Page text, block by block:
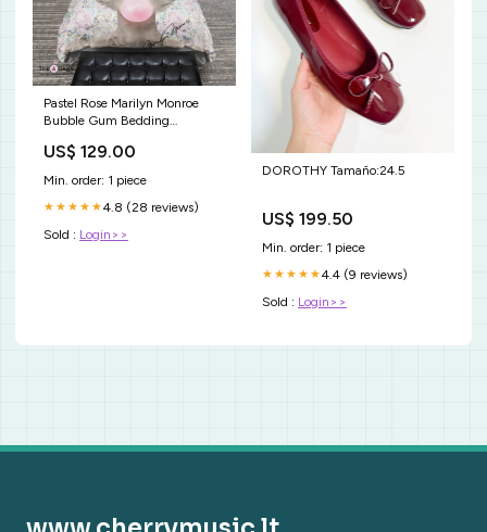
Pastel Rose Marilyn Monroe
Bubble Gum Bedding
US$ 129.00
Min. order: 1 piece
★★★★★4.8 (28 reviews)
Sold : Login>>
DOROTHY Tamaño:24.5
US$ 199.50
Min. order: 1 piece
★★★★★4.4 (9 reviews)
Sold : Login>>